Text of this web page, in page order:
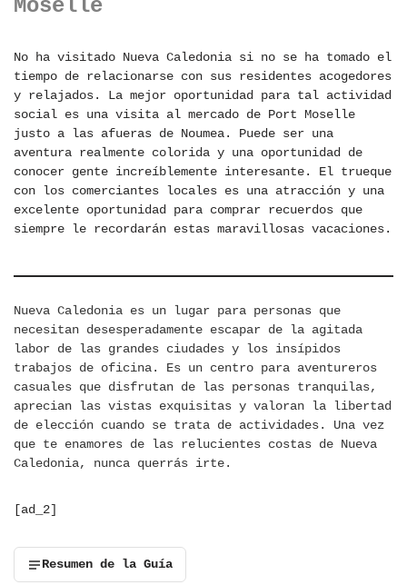
Moselle
No ha visitado Nueva Caledonia si no se ha tomado el
tiempo de relacionarse con sus residentes acogedores
y relajados. La mejor oportunidad para tal actividad
social es una visita al mercado de Port Moselle
justo a las afueras de Noumea. Puede ser una
aventura realmente colorida y una oportunidad de
conocer gente increíblemente interesante. El trueque
con los comerciantes locales es una atracción y una
excelente oportunidad para comprar recuerdos que
siempre le recordarán estas maravillosas vacaciones.
Nueva Caledonia es un lugar para personas que
necesitan desesperadamente escapar de la agitada
labor de las grandes ciudades y los insípidos
trabajos de oficina. Es un centro para aventureros
casuales que disfrutan de las personas tranquilas,
aprecian las vistas exquisitas y valoran la libertad
de elección cuando se trata de actividades. Una vez
que te enamores de las relucientes costas de Nueva
Caledonia, nunca querrás irte.
[ad_2]
Resumen de la Guía